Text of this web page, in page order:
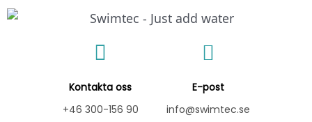
Hoppa
Kontakta oss
+46 300-156 90
E-post
info@swimtec.se